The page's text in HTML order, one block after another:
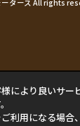
タース All rights
により良いサー
利用になる場合